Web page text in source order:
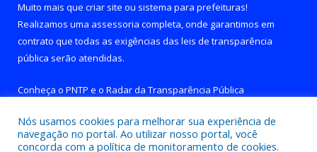
Muito mais que criar site ou sistema para prefeituras!
Realizamos uma assessoria completa, onde garantimos em
contrato que todas as exigências das leis de transparência
pública serão atendidas.
Conheça o PNTP e o Radar da Transparência Pública
Nós usamos cookies para melhorar sua experiência de
navegação no portal. Ao utilizar nosso portal, você
concorda com a política de monitoramento de cookies.